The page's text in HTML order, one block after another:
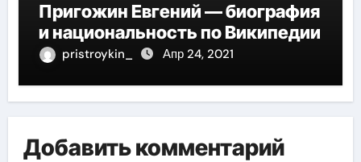
Пригожин Евгений — биография
и национальность по Википедии
pristroykin_ Апр 24, 2021
Добавить комментарий